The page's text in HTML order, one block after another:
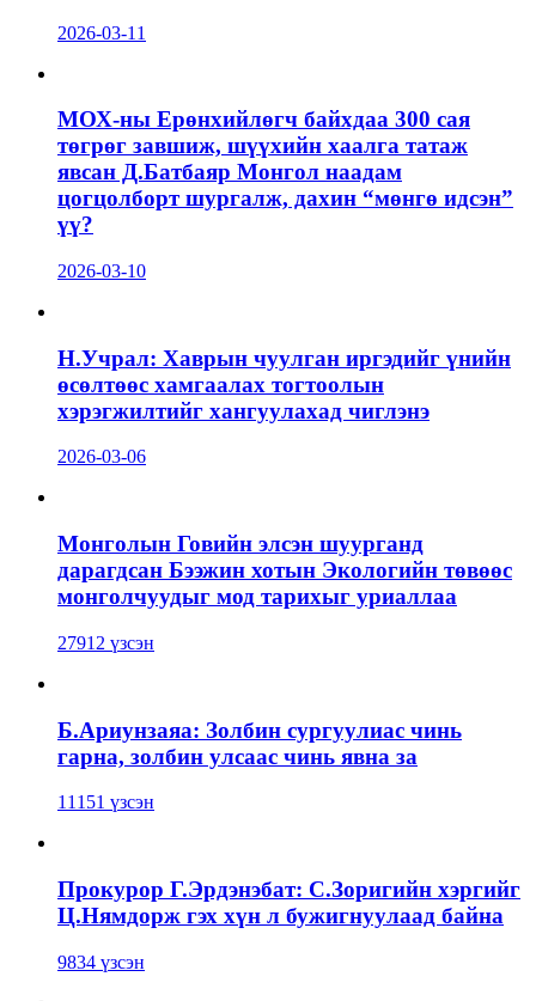
2026-03-11
МОХ-ны Ерөнхийлөгч байхдаа 300 сая
төгрөг завшиж, шүүхийн хаалга татаж
явсан Д.Батбаяр Монгол наадам
цогцолборт шургалж, дахин “мөнгө идсэн”
үү?
2026-03-10
Н.Учрал: Хаврын чуулган иргэдийг үнийн
өсөлтөөс хамгаалах тогтоолын
хэрэгжилтийг хангуулахад чиглэнэ
2026-03-06
Монголын Говийн элсэн шуурганд
дарагдсан Бээжин хотын Экологийн төвөөс
монголчуудыг мод тарихыг уриаллаа
27912 үзсэн
Б.Ариунзаяа: Золбин сургуулиас чинь
гарна, золбин улсаас чинь явна за
11151 үзсэн
Прокурор Г.Эрдэнэбат: С.Зоригийн хэргийг
Ц.Нямдорж гэх хүн л бужигнуулаад байна
9834 үзсэн